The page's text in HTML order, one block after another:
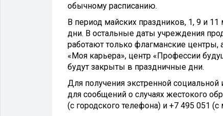
обычному расписанию.
В период майских праздников, 1, 9 и
дни. В остальные даты учреждения
работают только флагманские центры,
«Моя карьера», центр «Профессии
будут закрыты в праздничные дни.
Для получения экстренной
для сообщений о случаях жестокого
(с городского телефона) и +7 495 051 (с